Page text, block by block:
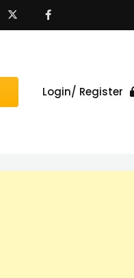
Login/ Register